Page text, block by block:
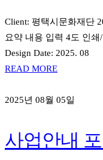
Client: 평택시문화재단
요약 내용 입력 4도 인쇄
Design Date: 2025. 08
READ MORE
2025년 08월 05일
사업안내